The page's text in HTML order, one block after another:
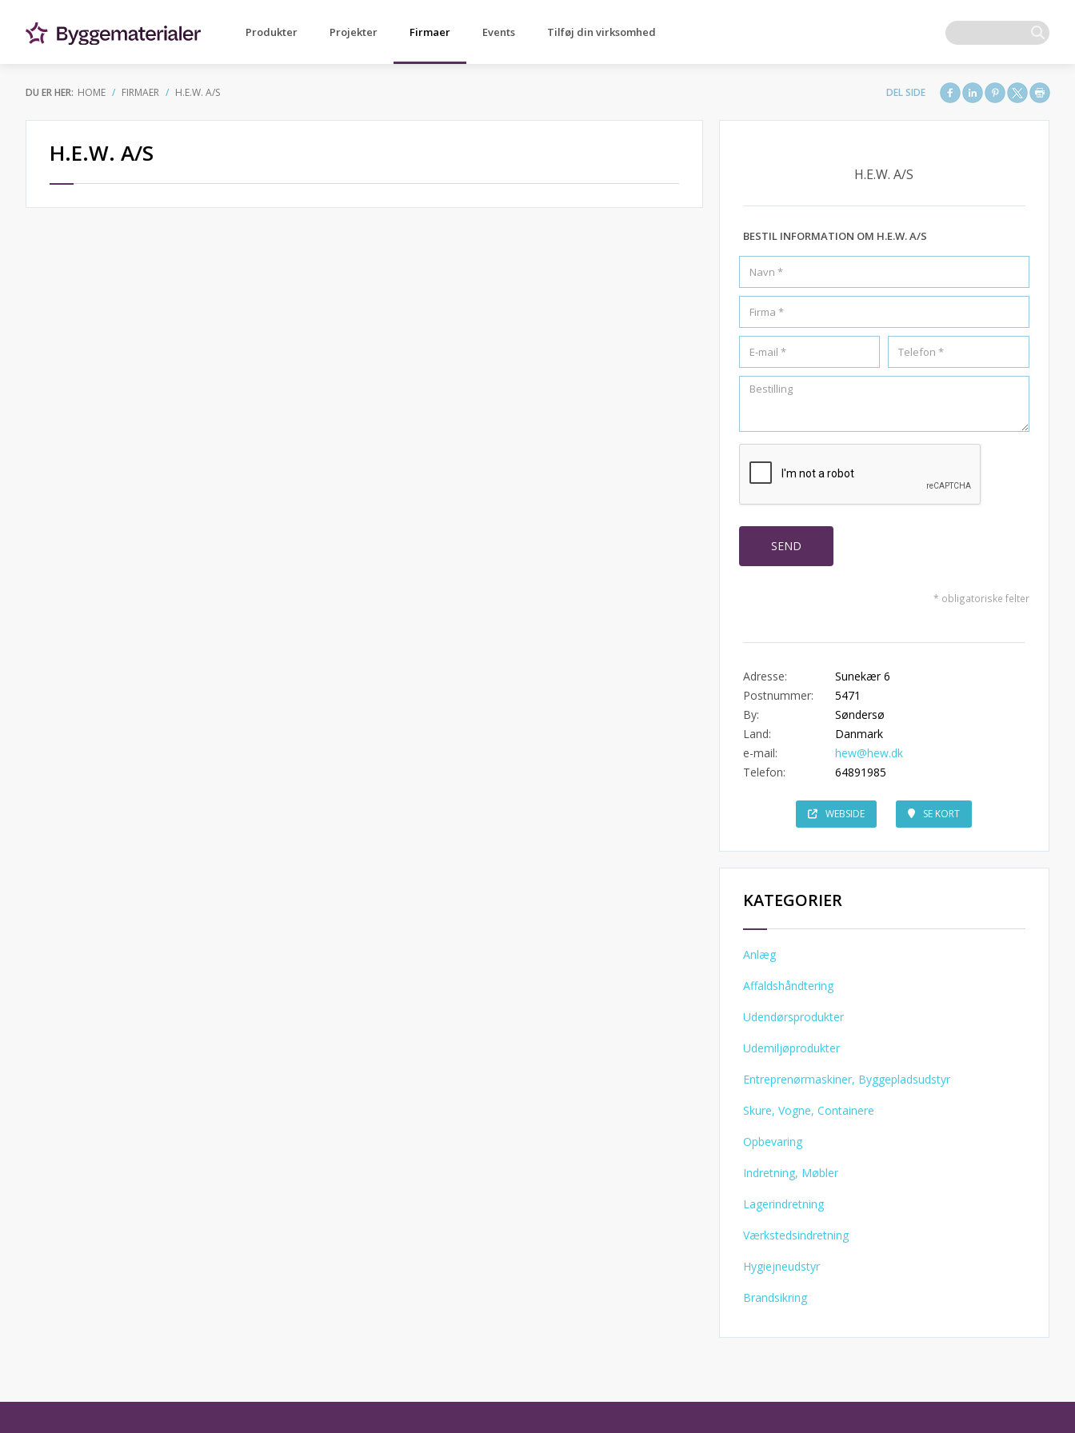
Produkter Projekter Firmaer Events Tilføj din virksomhed
DU ER HER: HOME FIRMAER H.E.W. A/S
H.E.W. A/S
H.E.W. A/S
BESTIL INFORMATION OM H.E.W. A/S
* obligatoriske felter
Adresse:
Sunekær 6
Postnummer:
5471
By:
Søndersø
Land:
Danmark
e-mail:
hew@hew.dk
Telefon:
64891985
WEBSIDE SE KORT
KATEGORIER
Anlæg
Affaldshåndtering
Udendørsprodukter
Udemiljøprodukter
Entreprenørmaskiner, Byggepladsudstyr
Skure, Vogne, Containere
Opbevaring
Indretning, Møbler
Lagerindretning
Værkstedsindretning
Hygiejneudstyr
Brandsikring